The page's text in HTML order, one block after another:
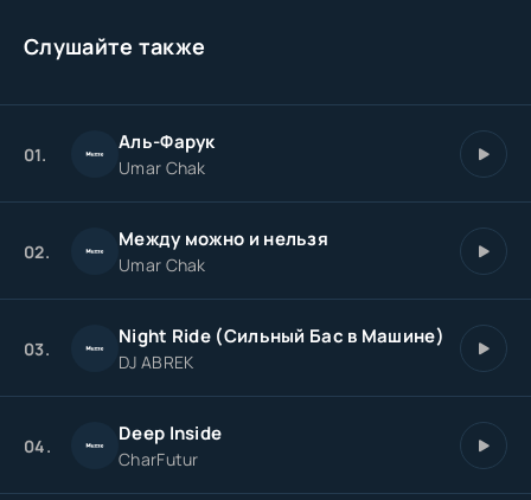
Слушайте также
01. Аль-Фарук
Umar Chak
02. Между можно и нельзя
Umar Chak
03. Night Ride (Сильный Бас в Машине)
DJ ABREK
04. Deep Inside
CharFutur